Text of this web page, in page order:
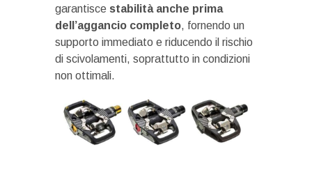
garantisce stabilità anche prima
dell’aggancio completo, fornendo un
supporto immediato e riducendo il rischio
di scivolamenti, soprattutto in condizioni
non ottimali.